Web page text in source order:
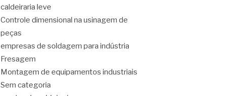
caldeiraria leve
Controle dimensional na usinagem de
peças
empresas de soldagem para indústria
Fresagem
Montagem de equipamentos industriais
Sem categoria